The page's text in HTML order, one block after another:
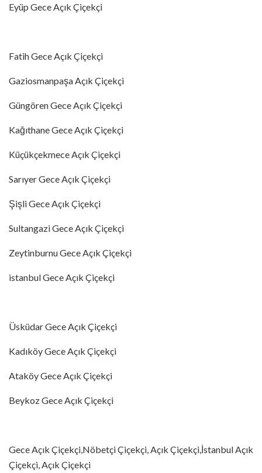
Eyüp Gece Açık Çiçekçi
Fatih Gece Açık Çiçekçi
Gaziosmanpaşa Açık Çiçekçi
Güngören Gece Açık Çiçekçi
Kağıthane Gece Açık Çiçekçi
Küçükçekmece Açık Çiçekçi
Sarıyer Gece Açık Çiçekçi
Şişli Gece Açık Çiçekçi
Sultangazi Gece Açık Çiçekçi
Zeytinburnu Gece Açık Çiçekçi
istanbul Gece Açık Çiçekçi
Üsküdar Gece Açık Çiçekçi
Kadıköy Gece Açık Çiçekçi
Ataköy Gece Açık Çiçekçi
Beykoz Gece Açık Çiçekçi
Gece Açık Çiçekçi,Nöbetçi Çiçekçi, Açık Çiçekçi,İstanbul Açık
Çiçekçi, Açık Çiçekçi